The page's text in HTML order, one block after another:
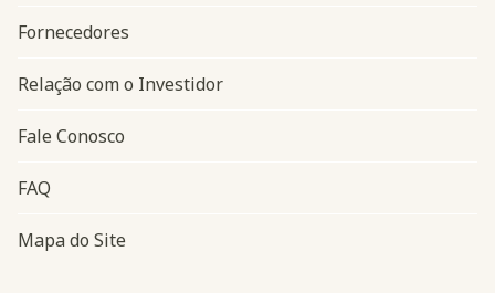
Fornecedores
Relação com o Investidor
Fale Conosco
FAQ
Mapa do Site